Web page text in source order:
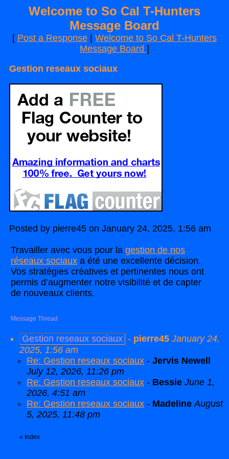
Welcome to So Cal T-Hunters
Message Board
[ Post a Response
Welcome to So Cal T-Hunters
Message Board ]
Gestion reseaux sociaux
Posted by pierre45 on January 24, 2025, 1:56 am
Travailler avec vous pour la gestion de nos
réseaux sociaux a été une excellente décision.
Vos stratégies créatives et pertinentes nous ont
permis d’augmenter notre visibilité et de capter
de nouveaux clients.
Message Thread
Gestion reseaux sociaux - pierre45 January 24,
2025, 1:56 am
Re: Gestion reseaux sociaux - Jervis Newell
July 12, 2026, 11:26 pm
Re: Gestion reseaux sociaux - Bessie June 1,
2026, 4:51 am
Re: Gestion reseaux sociaux - Madeline August
5, 2025, 11:48 pm
« Index